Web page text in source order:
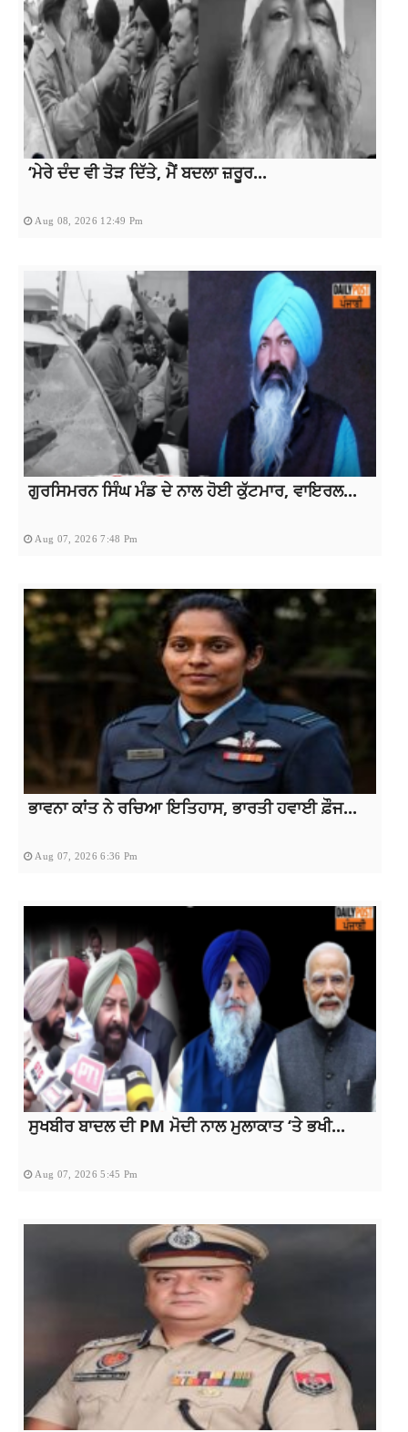
‘ਮੇਰੇ ਦੰਦ ਵੀ ਤੋੜ ਦਿੱਤੇ, ਮੈਂ ਬਦਲਾ ਜ਼ਰੂਰ...
Aug 08, 2026 12:49 Pm
ਗੁਰਸਿਮਰਨ ਸਿੰਘ ਮੰਡ ਦੇ ਨਾਲ ਹੋਈ ਕੁੱਟਮਾਰ, ਵਾਇਰਲ...
Aug 07, 2026 7:48 Pm
ਭਾਵਨਾ ਕਾਂਤ ਨੇ ਰਚਿਆ ਇਤਿਹਾਸ, ਭਾਰਤੀ ਹਵਾਈ ਫ਼ੌਜ...
Aug 07, 2026 6:36 Pm
ਸੁਖਬੀਰ ਬਾਦਲ ਦੀ PM ਮੋਦੀ ਨਾਲ ਮੁਲਾਕਾਤ ‘ਤੇ ਭਖੀ...
Aug 07, 2026 5:45 Pm